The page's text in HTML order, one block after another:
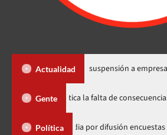
Actualidad
los Santos dice suspensión a empresas de
Gente
Directora de documental critica la falta de
Política
a ACD Media por difusión encuestas